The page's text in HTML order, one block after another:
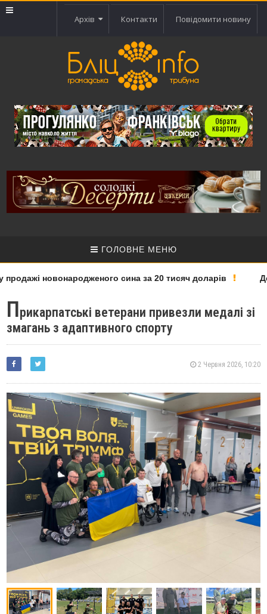
Архів Контакти Повідомити новину
ГОЛОВНЕ МЕНЮ
новонародженого сина за 20 тисяч доларів
Прикарпатські ветерани привезли медалі зі
змагань з адаптивного спорту
2 Червня 2026, 10:20